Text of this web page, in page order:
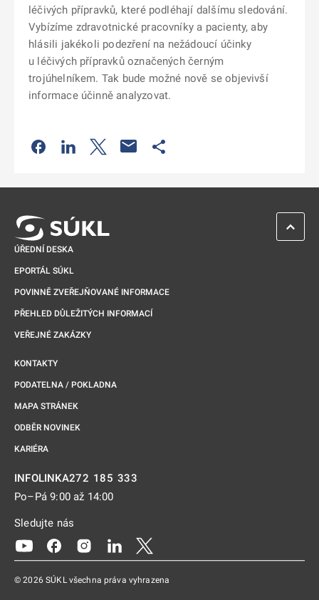
léčivých přípravků, které podléhají dalšímu sledování.
Vybízíme zdravotnické pracovníky a pacienty, aby
hlásili jakékoli podezření na nežádoucí účinky
u léčivých přípravků označených černým
trojúhelníkem. Tak bude možné nově se objevivší
informace účinně analyzovat.
Odkaz se otevře na nové kartě
Odkaz se otevře na nové kartě
Odkaz se otevře na nové kartě
ÚŘEDNÍ DESKA
EPORTÁL SÚKL
POVINNĚ ZVEŘEJŇOVANÉ INFORMACE
PŘEHLED DŮLEŽITÝCH INFORMACÍ
VEŘEJNÉ ZAKÁZKY
KONTAKTY
PODATELNA / POKLADNA
MAPA STRÁNEK
ODBĚR NOVINEK
KARIÉRA
INFOLINKA272 185 333
Po–Pá 9:00 až 14:00
Sledujte nás
Odkaz se otevře na nové kartě
Odkaz se otevře na nové kartě
Odkaz se otevře na nové kartě
Odkaz se otevře na nové kartě
© 2026 SÚKL všechna práva vyhrazena
ZPĚT